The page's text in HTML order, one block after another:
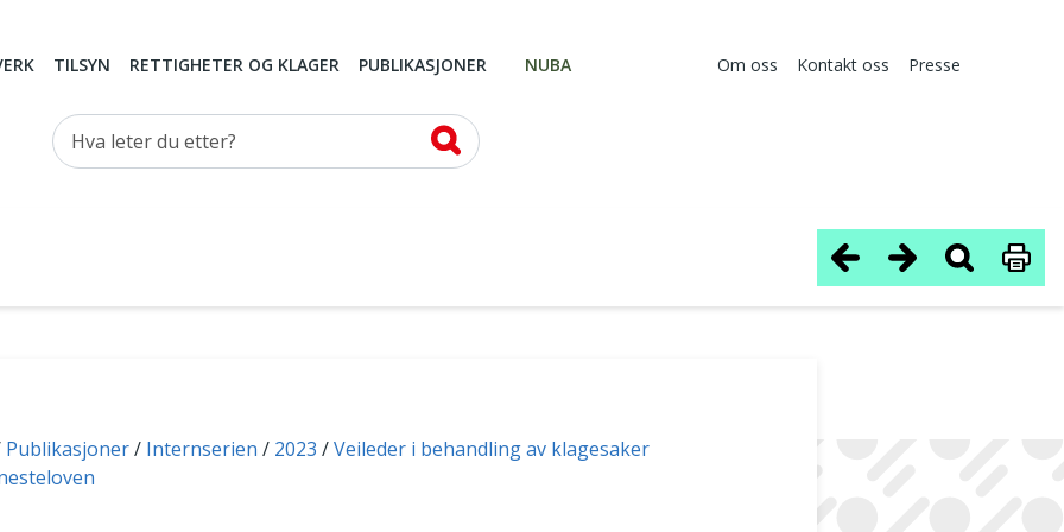
TILSYN RETTIGHETER OG KLAGER PUBLIKASJONER NUBA Om oss Kontakt oss Presse
Hva leter du etter?
Publikasjoner Internserien 2023
Veileder i behandling av klagesaker